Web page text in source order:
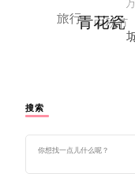
搜索
么